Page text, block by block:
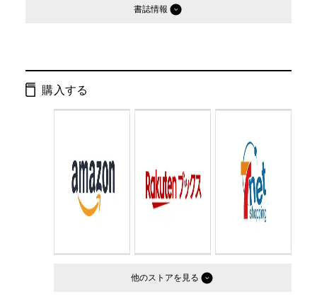
書誌情報
ページ数： 368ページ
Cコード：
判型： 文庫判
購入する
他のストア